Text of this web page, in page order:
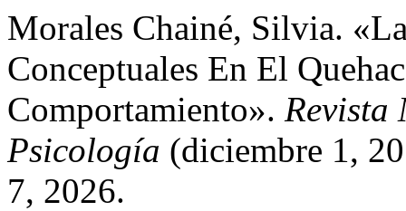
Morales Chainé, Silvia.
Conceptuales En El
Comportamiento». Revista
Psicología (diciembre 1,
7, 2026.